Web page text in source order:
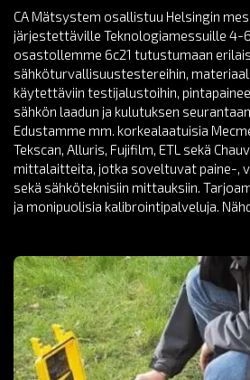
CA Mätsystem osallistuu Helsingin
järjestettäville Teknologiamessuille 4-
osastollemme 6c21 tutustumaan
sähköturvallisuustestereihin,
käytettäviin testijalustoihin,
sähkön laadun ja kulutuksen
Edustamme mm. korkealaatuisia
Tekscan, Alluris, Fujifilm, ETL sekä
mittalaitteita, jotka soveltuvat paine-,
sekä sähköteknisiin mittauksiin.
ja monipuolisia kalibrointipalveluja.